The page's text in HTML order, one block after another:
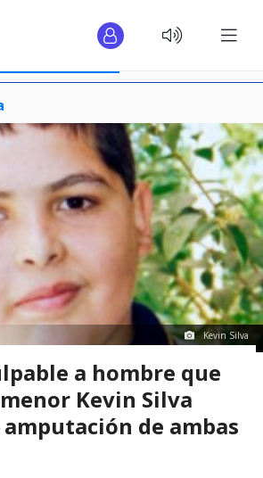
Kevin Silva
a hombre que
Kevin Silva
de ambas